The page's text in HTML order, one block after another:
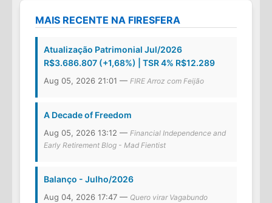
MAIS RECENTE NA FIRESFERA
Atualização Patrimonial Jul/2026
R$3.686.807 (+1,68%) | TSR 4% R$12.289
Aug 05, 2026 21:01 — FIRE Arroz com Feijão
A Decade of Freedom
Aug 05, 2026 13:12 — Financial Independence and
Early Retirement Blog - Mad Fientist
Balanço - Julho/2026
Aug 04, 2026 17:47 — Quero virar Vagabundo